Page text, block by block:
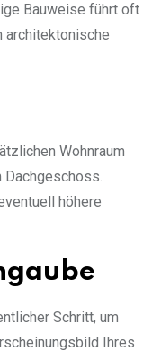
Bauweise führt oft
architektonische
Wohnraum
höhere
Schritt, um
Ihres